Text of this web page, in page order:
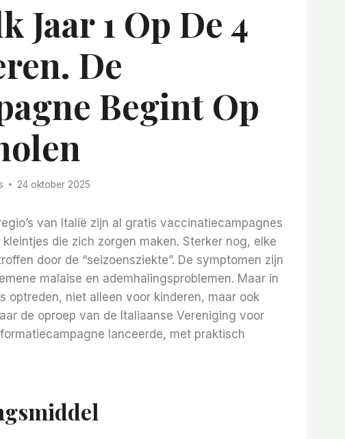
Jaar 1 Op De 4
De
Begint Op
24 oktober 2025
van Italië zijn al gratis vaccinatiecampagnes
die zich zorgen maken. Sterker nog, elke
door de “seizoensziekte”. De symptomen zijn
malaise en ademhalingsproblemen. Maar in
optreden, niet alleen voor kinderen, maar ook
de oproep van de Italiaanse Vereniging voor
lanceerde, met praktisch